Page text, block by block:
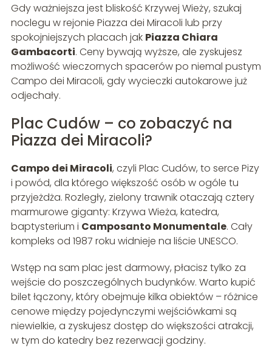
Gdy ważniejsza jest bliskość Krzywej Wieży, szukaj
noclegu w rejonie Piazza dei Miracoli lub przy
spokojniejszych placach jak Piazza Chiara
Gambacorti. Ceny bywają wyższe, ale zyskujesz
możliwość wieczornych spacerów po niemal pustym
Campo dei Miracoli, gdy wycieczki autokarowe już
odjechały.
Plac Cudów – co zobaczyć na
Piazza dei Miracoli?
Campo dei Miracoli, czyli Plac Cudów, to serce Pizy
i powód, dla którego większość osób w ogóle tu
przyjeżdża. Rozległy, zielony trawnik otaczają cztery
marmurowe giganty: Krzywa Wieża, katedra,
baptysterium i Camposanto Monumentale. Cały
kompleks od 1987 roku widnieje na liście UNESCO.
Wstęp na sam plac jest darmowy, płacisz tylko za
wejście do poszczególnych budynków. Warto kupić
bilet łączony, który obejmuje kilka obiektów – różnice
cenowe między pojedynczymi wejściówkami są
niewielkie, a zyskujesz dostęp do większości atrakcji,
w tym do katedry bez rezerwacji godziny.